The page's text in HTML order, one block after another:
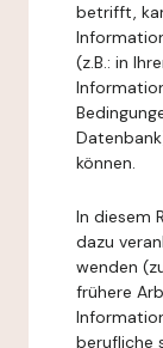
betrifft,
(z.B.: in
können.
In diesem
dazu
wenden
frühere
berufliche